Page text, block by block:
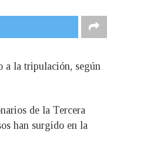
a la tripulación, según
de la Tercera
han surgido en la